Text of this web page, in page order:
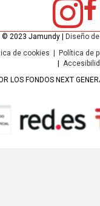
© 2023 Jamundy | Diseño
de cookies | Política de
|
LOS FONDOS NEXT